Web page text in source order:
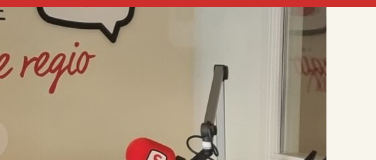
uur 1 van 2
Volgend uur